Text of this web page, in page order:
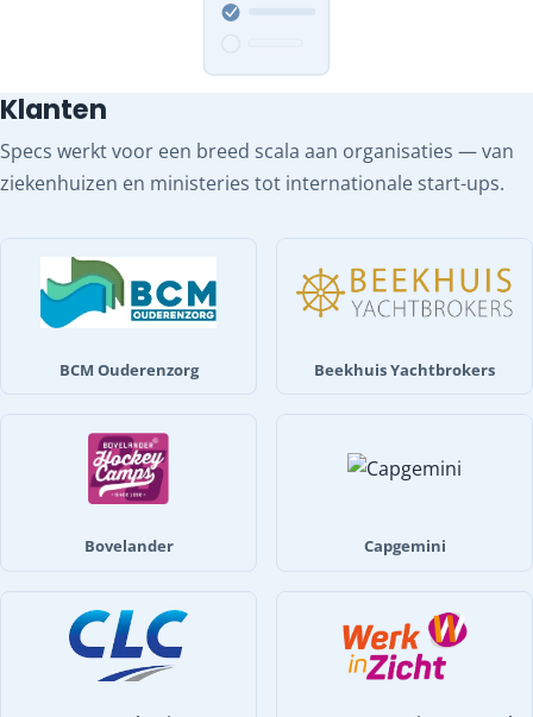
Klanten
Specs werkt voor een breed scala aan organisaties — van
ziekenhuizen en ministeries tot internationale start-ups.
BCM Ouderenzorg Beekhuis Yachtbrokers
Bovelander Capgemini